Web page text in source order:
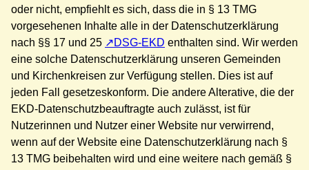
oder nicht, empfiehlt es sich, dass die in § 13 TMG
vorgesehenen Inhalte alle in der Datenschutzerklärung
nach §§ 17 und 25
DSG-EKD enthalten sind. Wir werden
eine solche Datenschutzerklärung unseren Gemeinden
und Kirchenkreisen zur Verfügung stellen. Dies ist auf
jeden Fall gesetzeskonform. Die andere Alterative, die der
EKD-Datenschutzbeauftragte auch zulässt, ist für
Nutzerinnen und Nutzer einer Website nur verwirrend,
wenn auf der Website eine Datenschutzerklärung nach §
13 TMG beibehalten wird und eine weitere nach gemäß §